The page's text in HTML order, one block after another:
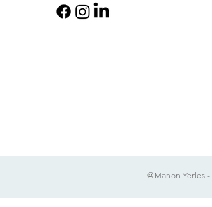
@Manon Yerles